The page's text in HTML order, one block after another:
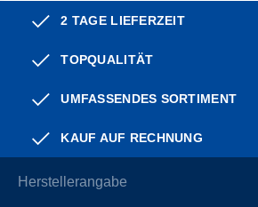
2 TAGE LIEFERZEIT
TOPQUALITÄT
UMFASSENDES SORTIMENT
KAUF AUF RECHNUNG
Herstellerangabe